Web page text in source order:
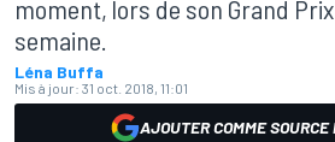
moment, lors de son Grand
semaine.
Léna Buffa
Mis à jour: 31 oct. 2018, 11:01
AJOUTER COMME